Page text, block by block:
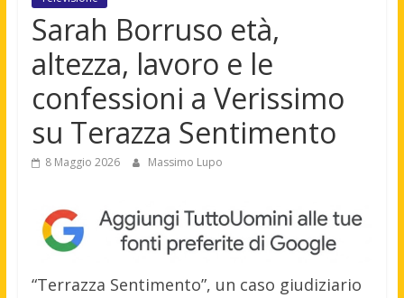
Sarah Borruso età,
altezza, lavoro e le
confessioni a Verissimo
su Terazza Sentimento
8 Maggio 2026 Massimo Lupo
“Terrazza Sentimento”, un caso giudiziario